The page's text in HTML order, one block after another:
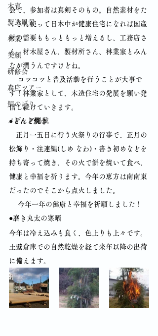
木育
製造風景
林業
笑顔
研修会
森庄ツアー
鯉のぼり
メディア掲載
会で、参加者は真剣そのもの。自然素材をた
くさん使って日本中が健康住宅になれば国産
材の需要ももっともっと増えるし、工務店さ
ん、材木屋さん、製材所さん、林業家とみん
なが潤うんですけどね。
コツコツと普及活動を行うことが大事で
す！林業家として、木造住宅の発展を願い発
信し続けていきます。
●とんど焼き
正月一五日に行う火祭りの行事で、正月の
松飾り・注連縄(しめ なわ)・書き初めなどを
持ち寄って焼き、その火で餅を焼いて食べ、
健康と幸福を祈ります。今年の恵方は南南東
だったのでそこから点火しました。
今年一年の健康と幸福を祈願しました！
●磨き丸太の寒晒
今年は冷え込みも良く、色上りも上々です。
土壁倉庫での自然乾燥を経て来年以降の出荷
に備えます。